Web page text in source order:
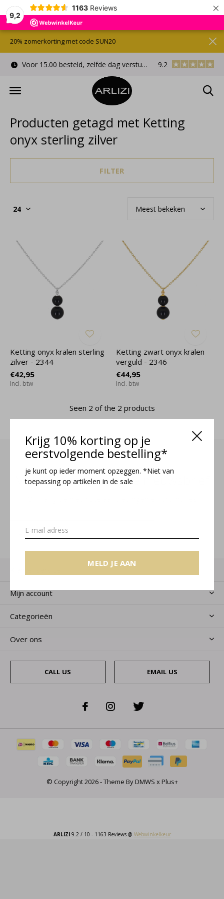
9,2
1163 Reviews ×
Krijg 10% korting op je
eerstvolgende bestelling*
je kunt op ieder moment opzeggen. *Niet van
toepassing op artikelen in de sale
MELD JE AAN
Voor 15.00 besteld, zelfde dag verstuurd Gratis
9.2
20% zomerkorting met code SUN20
Producten getagd met Ketting
onyx sterling zilver
FILTER
Ketting onyx kralen sterling
zilver - 2344
€42,95
Incl. btw
Ketting zwart onyx kralen
verguld - 2346
€44,95
Incl. btw
Seen 2 of the 2 products
Meld je aan voor onze nieuwsbrief
Mijn account
Categorieën
Over ons
CALL US EMAIL US
© Copyright2026- Theme ByDMWS x Plus+
ARLIZI9.2 / 10 - 1163 Reviews @ Webwinkelkeur